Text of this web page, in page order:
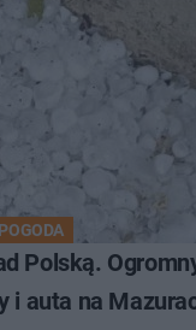
Polską.
i auta na